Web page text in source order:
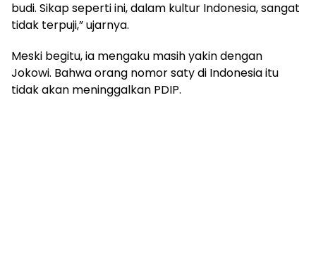
budi. Sikap seperti ini, dalam kultur Indonesia, sangat
tidak terpuji,” ujarnya.
Meski begitu, ia mengaku masih yakin dengan
Jokowi. Bahwa orang nomor saty di Indonesia itu
tidak akan meninggalkan PDIP.